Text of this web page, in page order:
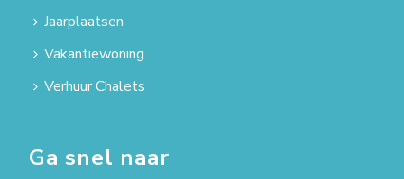
Jaarplaatsen
Vakantiewoning
Verhuur Chalets
Ga snel naar